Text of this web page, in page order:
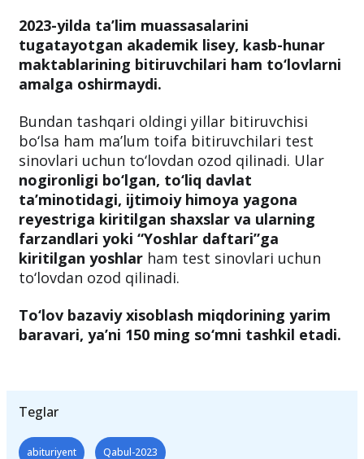
2023-yilda ta’lim muassasalarini
maktablarining bitiruvchilari ham to‘lovlarni
amalga oshirmaydi.
Bundan tashqari oldingi yillar bitiruvchisi
bo‘lsa ham ma’lum toifa bitiruvchilari test
sinovlari uchun to‘lovdan ozod qilinadi. Ular
nogironligi bo‘lgan, to‘liq davlat
ta’minotidagi, ijtimoiy himoya yagona
reyestriga kiritilgan shaxslar va ularning
kiritilgan yoshlarham test sinovlari uchun
to‘lovdan ozod qilinadi.